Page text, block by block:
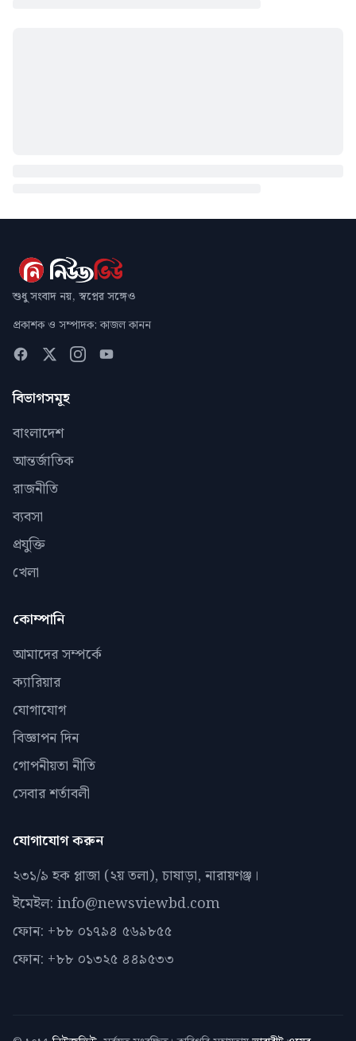
শুধু সংবাদ নয়, স্বপ্নের সঙ্গেও
প্রকাশক ও সম্পাদক: কাজল কানন
বিভাগসমূহ
বাংলাদেশ
আন্তর্জাতিক
রাজনীতি
ব্যবসা
প্রযুক্তি
খেলা
কোম্পানি
আমাদের সম্পর্কে
ক্যারিয়ার
যোগাযোগ
বিজ্ঞাপন দিন
গোপনীয়তা নীতি
সেবার শর্তাবলী
যোগাযোগ করুন
২৩১/৯ হক প্লাজা (২য় তলা), চাষাড়া, নারায়ণঞ্জ।
ইমেইল: info@newsviewbd.com
ফোন: +৮৮ ০১৭৯৪ ৫৬৯৮৫৫
ফোন: +৮৮ ০১৩২৫ ৪৪৯৫৩৩